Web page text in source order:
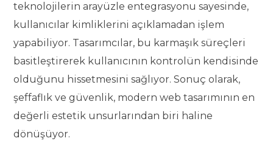
teknolojilerin arayüzle entegrasyonu sayesinde,
kullanıcılar kimliklerini açıklamadan işlem
yapabiliyor. Tasarımcılar, bu karmaşık süreçleri
basitleştirerek kullanıcının kontrolün kendisinde
olduğunu hissetmesini sağlıyor. Sonuç olarak,
şeffaflık ve güvenlik, modern web tasarımının en
değerli estetik unsurlarından biri haline
dönüşüyor.